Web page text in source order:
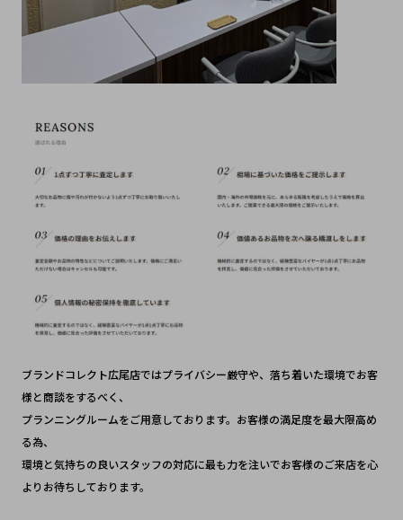
ブランドコレクト広尾店ではプライバシー厳守や、落ち着いた環境でお客
様と商談をするべく、
プランニングルームをご用意しております。お客様の満足度を最大限高め
る為、
環境と気持ちの良いスタッフの対応に最も力を注いでお客様のご来店を心
よりお待ちしております。